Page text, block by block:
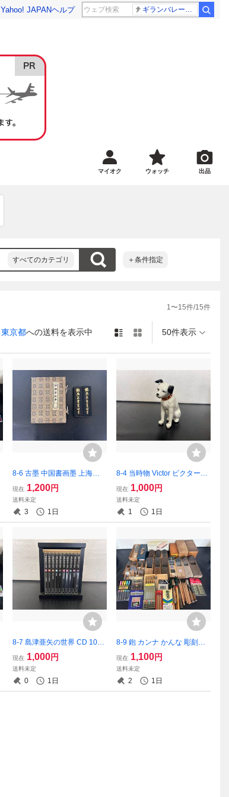
Yahoo! JAPANヘルプ ギランバレー症候群
マイオク ウォッチ 出品
すべてのカテゴリ ＋条件指定
1〜15件/15件
東京都への送料を表示中 50件表示
8-6 古墨 中国書画墨 上海墨
廠出品 鉄斎翁書寶墨 2点 画
像分 現状品 返品交換不可
現在 1,200円
送料未定
3 1日
8-4 当時物 Victor ビクター犬
ニッパーくん 犬の置物 陶器
製 画像分 現状品 返品交換不
可
現在 1,000円
送料未定
1 1日
8-7 島津亜矢の世界 CD 10枚
組 テイチク 演歌 木箱入り B
OXセット 初期動作確認済 画
像分 現状品 返品交換不可
現在 1,000円
送料未定
0 1日
8-9 鉋 カンナ かんな 彫刻刀
まとめ みつ弘 播次郎 播龍 他
約17.1㎏ 記名有含 試削未実
施 送料重量算出 画像分 現状
品 返品交換不可
現在 1,100円
送料未定
2 1日